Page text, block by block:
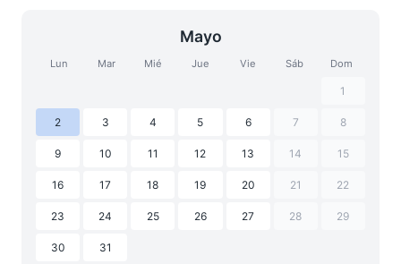
Mayo
Lun Mar Mié Jue Vie Sáb Dom
1
2 3 4 5 6 7 8
9 10 11 12 13 14 15
16 17 18 19 20 21 22
23 24 25 26 27 28 29
30 31